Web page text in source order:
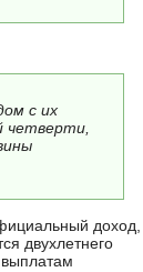
с их
четверти,
доход,
двухлетнего